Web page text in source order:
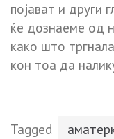
појават и други
ќе дознаеме од
како што
кон тоа да
Tagged